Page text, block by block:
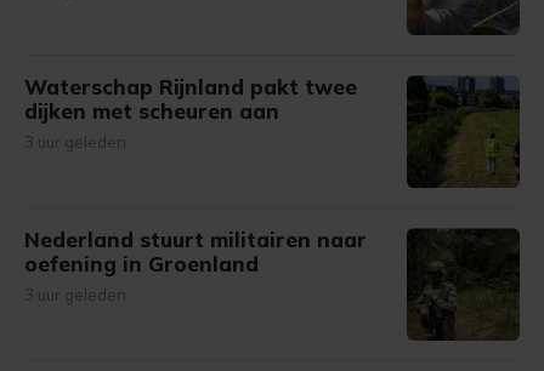
Waterschap Rijnland pakt twee
dijken met scheuren aan
3 uur geleden
Nederland stuurt militairen naar
oefening in Groenland
3 uur geleden